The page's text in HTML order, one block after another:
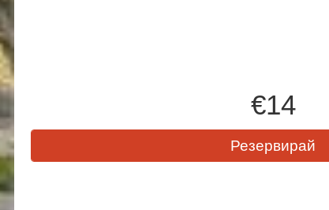
€14
Резервирай